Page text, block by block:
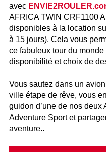
avec
AFRICA TWIN CRF1100
disponibles à la location
à 15 jours). Cela vous
ce fabuleux tour du
disponibilité et choix de
Vous sautez dans un
ville étape de rêve, vous
guidon d’une de nos deux
Adventure Sport et
aventure..